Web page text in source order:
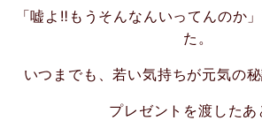
「嘘よ‼もうそんなんいってんのか
た。
いつまでも、若い気持ちが元気
プレゼントを渡したあ